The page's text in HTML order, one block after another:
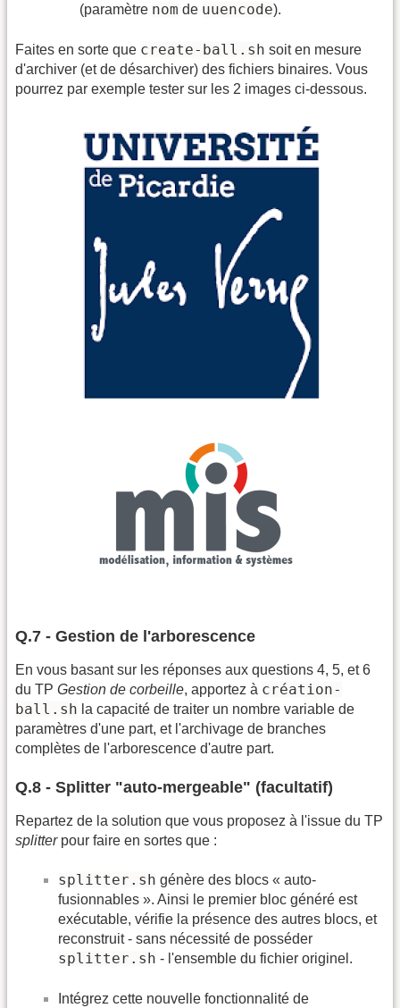
(paramètre nom de uuencode).
Faites en sorte que create-ball.sh soit en mesure
d'archiver (et de désarchiver) des fichiers binaires. Vous
pourrez par exemple tester sur les 2 images ci-dessous.
Q.7 - Gestion de l'arborescence
En vous basant sur les réponses aux questions 4, 5, et 6
du TP Gestion de corbeille, apportez à création-
ball.sh la capacité de traiter un nombre variable de
paramètres d'une part, et l'archivage de branches
complètes de l'arborescence d'autre part.
Q.8 - Splitter "auto-mergeable" (facultatif)
Repartez de la solution que vous proposez à l'issue du TP
splitterpour faire en sortes que :
splitter.sh génère des blocs « auto-
fusionnables ». Ainsi le premier bloc généré est
exécutable, vérifie la présence des autres blocs, et
reconstruit - sans nécessité de posséder
splitter.sh - l'ensemble du fichier originel.
Intégrez cette nouvelle fonctionnalité de